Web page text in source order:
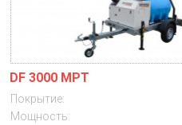
DF 3000 MPT
Покрытие:
Мощность: